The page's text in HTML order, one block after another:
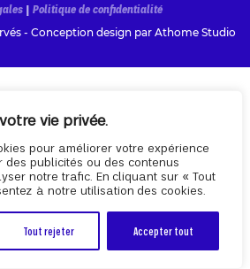
vie privée.
pour améliorer votre expérience
des publicités ou des contenus
notre trafic. En cliquant sur « Tout
à notre utilisation des cookies.
Tout rejeter Accepter tout
| Politique de confidentialité
- Conception design par Athome Studio